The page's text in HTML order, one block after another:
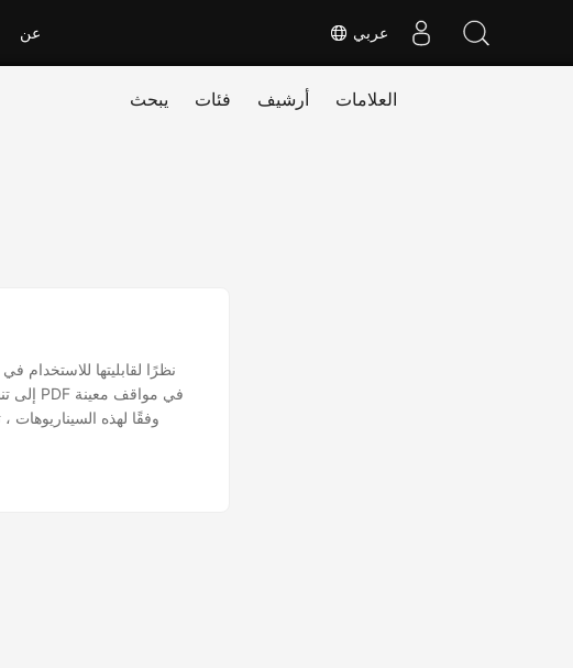
عربي عن
يبحث فئات أرشيف العلامات